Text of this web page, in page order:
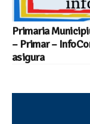
Primaria
– Primar –
asigura